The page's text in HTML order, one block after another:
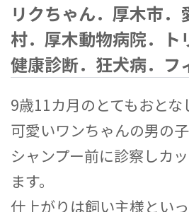
リクちゃん．厚木市．
村．厚木動物病院．ト
健康診断．狂犬病．フ
9歳11カ月のとてもおと
可愛いワンちゃんの男の子
シャンプー前に診察しカ
ます。
仕上がりは飼い主様とい